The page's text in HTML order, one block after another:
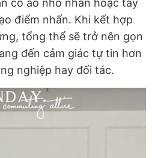
cổ áo nhỏ nhắn hoặc tay
điểm nhấn. Khi kết hợp
tổng thể sẽ trở nên gọn
đến cảm giác tự tin hơn
nghiệp hay đối tác.